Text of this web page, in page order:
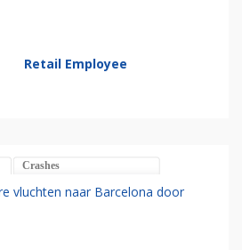
Retail Employee
Crashes
vluchten naar Barcelona door